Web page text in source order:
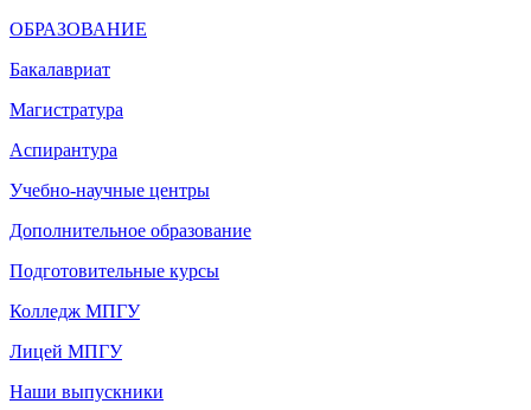
ОБРАЗОВАНИЕ
Бакалавриат
Магистратура
Аспирантура
Учебно-научные центры
Дополнительное образование
Подготовительные курсы
Колледж МПГУ
Лицей МПГУ
Наши выпускники